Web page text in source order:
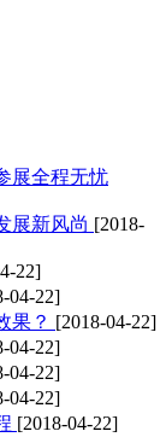
展全程无忧
展新风尚 [2018-
22]
04-22]
果？ [2018-04-22]
04-22]
04-22]
04-22]
[2018-04-22]